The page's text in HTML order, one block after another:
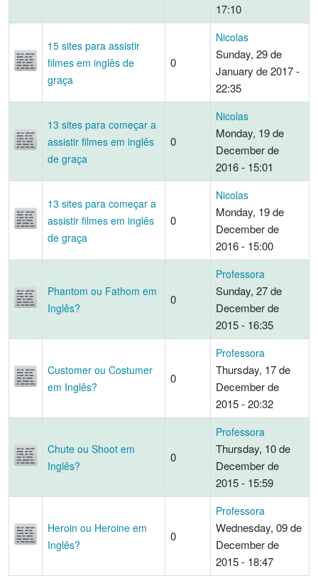
17:10
15 sites para assistir
filmes em inglês de
graça
0
Nicolas
Sunday, 29 de
January de 2017 -
22:35
13 sites para começar a
assistir filmes em inglês
de graça
0
Nicolas
Monday, 19 de
December de
2016 - 15:01
13 sites para começar a
assistir filmes em inglês
de graça
0
Nicolas
Monday, 19 de
December de
2016 - 15:00
Phantom ou Fathom em
Inglês?
0
Professora
Sunday, 27 de
December de
2015 - 16:35
Customer ou Costumer
em Inglês?
0
Professora
Thursday, 17 de
December de
2015 - 20:32
Chute ou Shoot em
Inglês?
0
Professora
Thursday, 10 de
December de
2015 - 15:59
Heroin ou Heroine em
Inglês?
0
Professora
Wednesday, 09 de
December de
2015 - 18:47